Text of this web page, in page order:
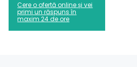
Cere o ofertă online și vei
primi un răspuns în
maxim 24 de ore